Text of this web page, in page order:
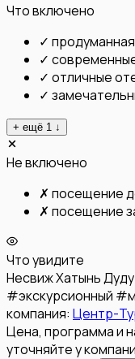
Что включено
✓
✓
✓ отличные
✓
+ ещё 1 ↓
Не включено
✗ посещение
✗ посещение
Что увидите
НесвижХатынь
#экскурсионный #
компания: Центр-
Цена, программа и
уточняйте у